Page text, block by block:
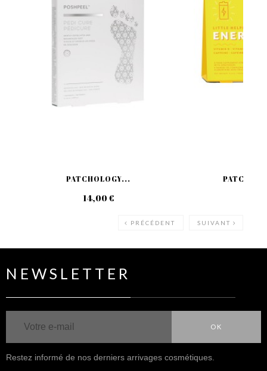
PATCHOLOGY...
14,00 €
PRÉCÉDENT SUIVANT
NEWSLETTER
OK
Restez informé de nos derniers arrivages cosmétiques.